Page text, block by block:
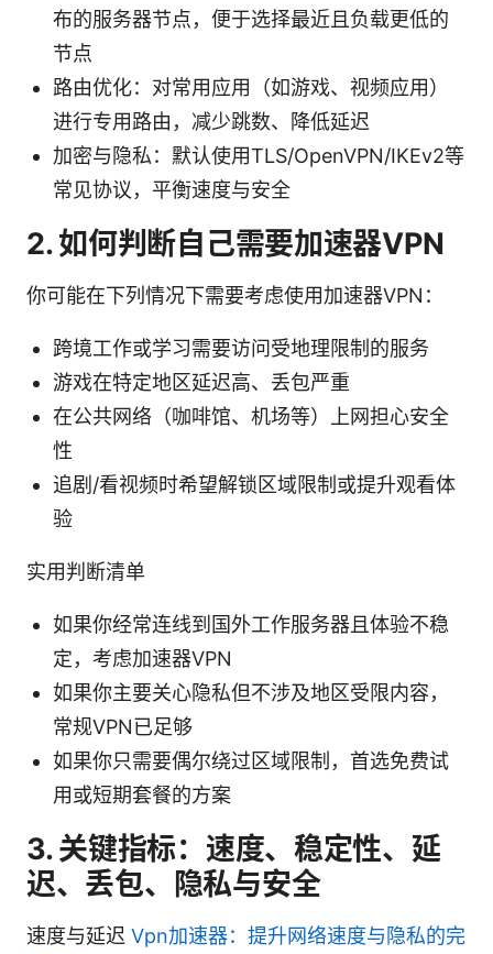
布的服务器节点，便于选择最近且负载更低的
节点
路由优化：对常用应用（如游戏、视频应用）
进行专用路由，减少跳数、降低延迟
加密与隐私：默认使用TLS/OpenVPN/IKEv2等
常见协议，平衡速度与安全
2. 如何判断自己需要加速器VPN
你可能在下列情况下需要考虑使用加速器VPN：
跨境工作或学习需要访问受地理限制的服务
游戏在特定地区延迟高、丢包严重
在公共网络（咖啡馆、机场等）上网担心安全
性
追剧/看视频时希望解锁区域限制或提升观看体
验
实用判断清单
如果你经常连线到国外工作服务器且体验不稳
定，考虑加速器VPN
如果你主要关心隐私但不涉及地区受限内容，
常规VPN已足够
如果你只需要偶尔绕过区域限制，首选免费试
用或短期套餐的方案
3. 关键指标：速度、稳定性、延
迟、丢包、隐私与安全
速度与延迟 Vpn加速器：提升网络速度与隐私的完